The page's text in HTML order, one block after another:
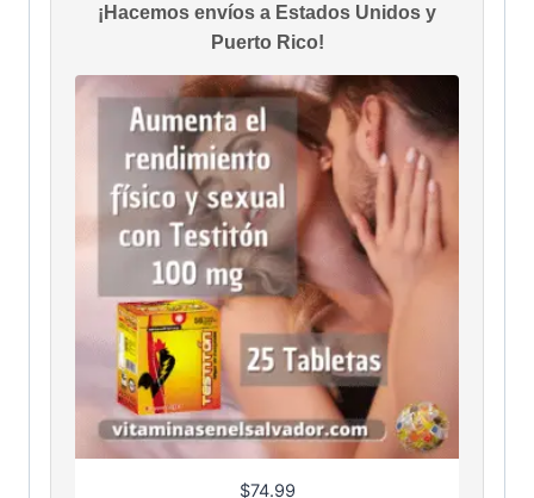
¡Hacemos envíos a Estados Unidos y
Puerto Rico!
$74.99